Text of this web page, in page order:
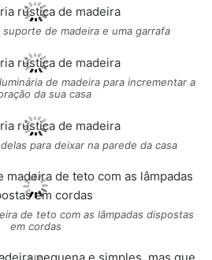
de madeira e uma garrafa
de madeira para incrementar a
da sua casa
para deixar na parede da casa
de teto com as lâmpadas dispostas
em cordas